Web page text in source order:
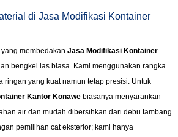
di Jasa Modifikasi Kontainer
membedakan Jasa Modifikasi Kontainer
bengkel las biasa. Kami menggunakan rangka
ringan yang kuat namun tetap presisi. Untuk
Kantor Konawe biasanya menyarankan
air dan mudah dibersihkan dari debu tambang
pemilihan cat eksterior; kami hanya